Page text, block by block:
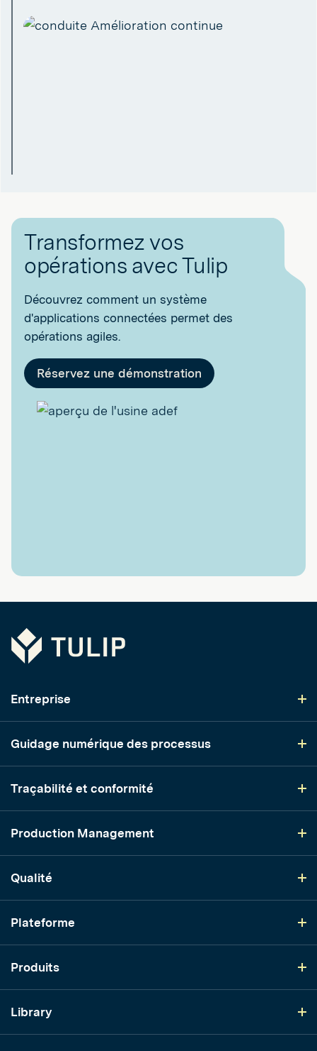
Transformez vos
opérations avec Tulip
Découvrez comment un système
d'applications connectées permet des
opérations agiles.
Réservez une démonstration
Tulip
Entreprise
Guidage numérique des processus
Traçabilité et conformité
Production Management
Qualité
Plateforme
Produits
Library